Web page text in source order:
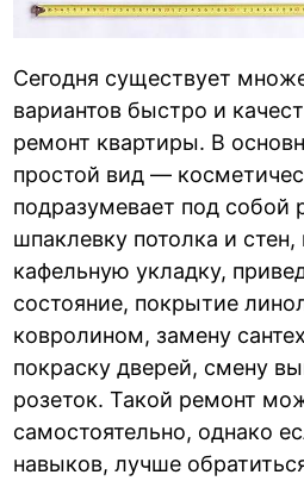
Сегодня существует
вариантов быстро и
ремонт квартиры. В
простой вид —
подразумевает под собой
шпаклевку потолка и
кафельную укладку,
состояние, покрытие
ковролином, замену
покраску дверей, смену
розеток. Такой ремонт
самостоятельно, однако
навыков, лучше